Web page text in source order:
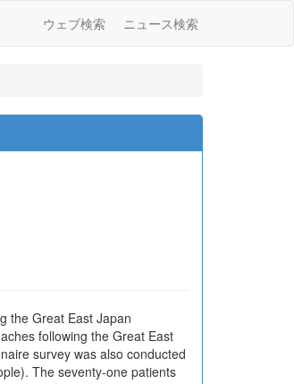
ウェブ検索 ニュース検索
the Great East Japan
following the Great East
survey was also conducted
The seventy-one patients